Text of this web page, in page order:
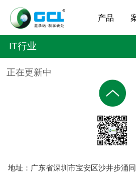
产品
IT行业
正在更新中
地址：广东省深圳市宝安区沙井步涌